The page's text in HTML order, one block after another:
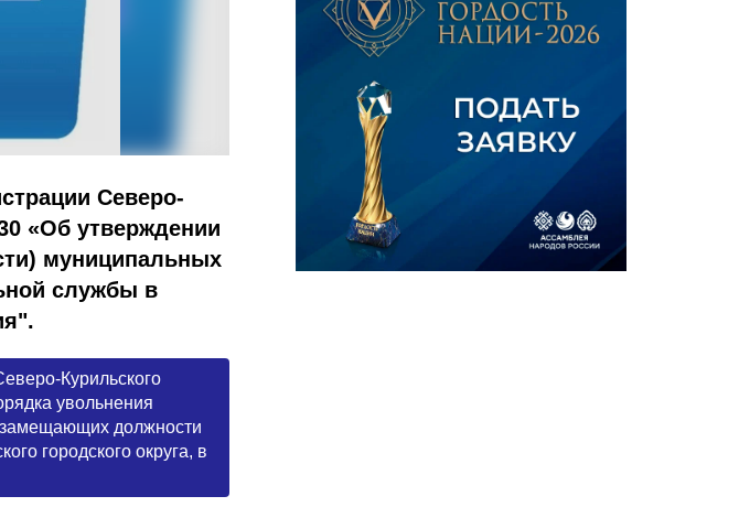
Северо-
«Об утверждении
муниципальных
службы в
Курильского
увольнения
должности
городского округа, в